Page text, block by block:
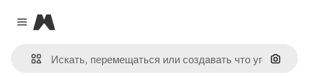
Close menu
Magnific
Поиск